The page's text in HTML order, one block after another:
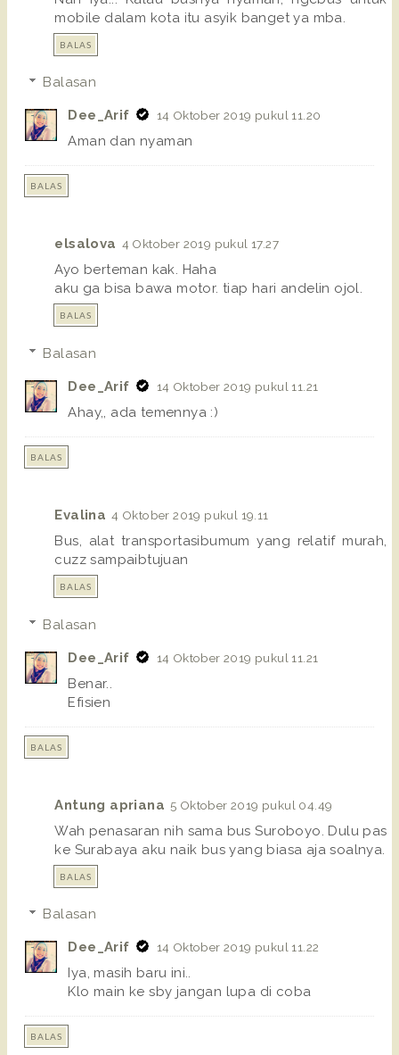
mobile dalam kota itu asyik banget ya mba.
BALAS
Balasan
Dee_Arif 14 Oktober 2019 pukul 11.20
Aman dan nyaman
BALAS
elsalova 4 Oktober 2019 pukul 17.27
Ayo berteman kak. Haha
aku ga bisa bawa motor. tiap hari andelin ojol.
BALAS
Balasan
Dee_Arif 14 Oktober 2019 pukul 11.21
Ahay,, ada temennya :)
BALAS
Evalina 4 Oktober 2019 pukul 19.11
Bus, alat transportasibumum yang relatif murah,
cuzz sampaibtujuan
BALAS
Balasan
Dee_Arif 14 Oktober 2019 pukul 11.21
Benar..
Efisien
BALAS
Antung apriana 5 Oktober 2019 pukul 04.49
Wah penasaran nih sama bus Suroboyo. Dulu pas
ke Surabaya aku naik bus yang biasa aja soalnya.
BALAS
Balasan
Dee_Arif 14 Oktober 2019 pukul 11.22
Iya, masih baru ini..
Klo main ke sby jangan lupa di coba
BALAS